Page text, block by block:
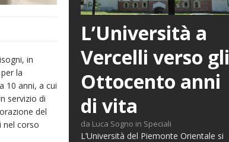
in
la
10 anni, a cui
servizio di
del
nel corso
L’Università a
Vercelli verso gli
Ottocento anni
di vita
da Luca Sogno in Speciali
L’Università del Piemonte Orientale si